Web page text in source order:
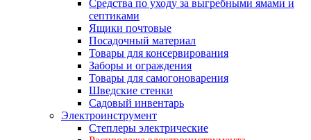
Средства по уходу за выгребными ямами и
септиками
Ящики почтовые
Посадочный материал
Товары для консервирования
Заборы и ограждения
Товары для самогоноварения
Шведские стенки
Садовый инвентарь
Электроинструмент
Степлеры электрические